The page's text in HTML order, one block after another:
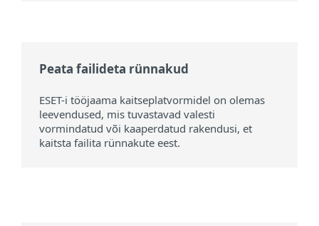
Peata failideta rünnakud
ESET-i tööjaama kaitseplatvormidel on olemas
leevendused, mis tuvastavad valesti
vormindatud või kaaperdatud rakendusi, et
kaitsta failita rünnakute eest.